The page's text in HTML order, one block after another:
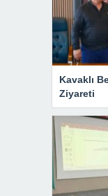
Kavaklı
Ziyareti